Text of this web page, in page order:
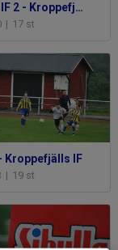
Brålanda IF 2 - Kroppefjälls IF
| 17 st
Kroppefjälls IF
| 19 st